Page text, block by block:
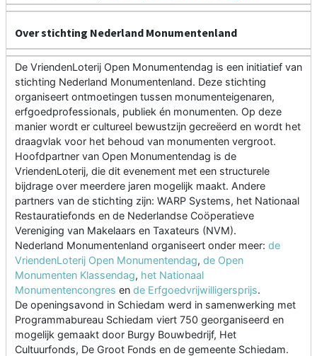
Over stichting Nederland Monumentenland
De VriendenLoterij Open Monumentendag is een initiatief van
stichting Nederland Monumentenland. Deze stichting
organiseert ontmoetingen tussen monumenteigenaren,
erfgoedprofessionals, publiek én monumenten. Op deze
manier wordt er cultureel bewustzijn gecreëerd en wordt het
draagvlak voor het behoud van monumenten vergroot.
Hoofdpartner van Open Monumentendag is de
VriendenLoterij, die dit evenement met een structurele
bijdrage over meerdere jaren mogelijk maakt. Andere
partners van de stichting zijn: WARP Systems, het Nationaal
Restauratiefonds en de Nederlandse Coöperatieve
Vereniging van Makelaars en Taxateurs (NVM).
Nederland Monumentenland organiseert onder meer: de
VriendenLoterij Open Monumentendag, de Open
Monumenten Klassendag, het Nationaal
Monumentencongres en de Erfgoedvrijwilligersprijs.
De openingsavond in Schiedam werd in samenwerking met
Programmabureau Schiedam viert 750 georganiseerd en
mogelijk gemaakt door Burgy Bouwbedrijf, Het
Cultuurfonds, De Groot Fonds en de gemeente Schiedam.